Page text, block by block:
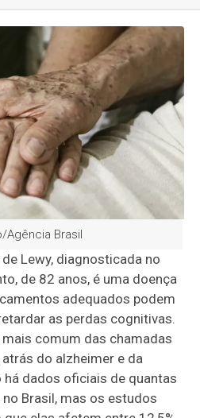
Brasil
Lewy, diagnosticada no
de 82 anos, é uma doença
adequados podem
as perdas cognitivas.
comum das chamadas
do alzheimer e da
há dados oficiais de quantas
Brasil, mas os estudos